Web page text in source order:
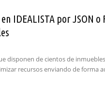
IDEALISTA por JSON o
disponen de cientos de
recursos enviando de forma